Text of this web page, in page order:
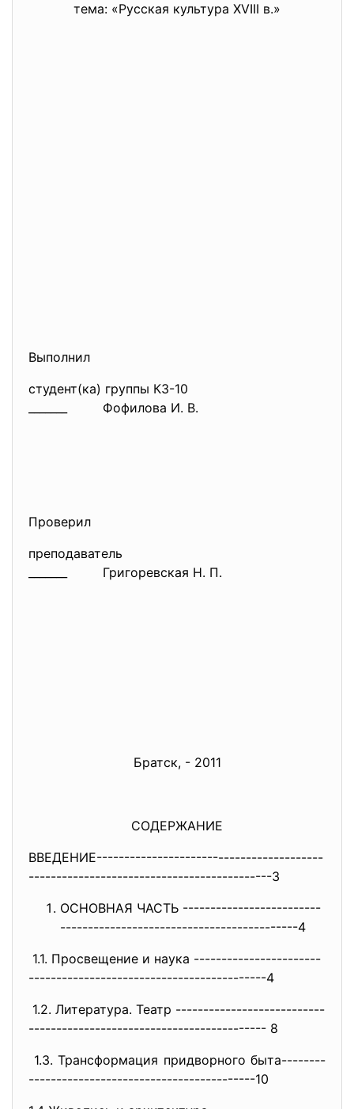
тема: «Русская культура XVIII в.»
Выполнил
студент(ка) группы КЗ-10
_______ Фофилова И. В.
Проверил
преподаватель
_______ Григоревская Н. П.
Братск, - 2011
СОДЕРЖАНИЕ
ВВЕДЕНИЕ-----------------------------------------
--------------------------------------------3
ОСНОВНАЯ ЧАСТЬ -------------------------
-------------------------------------------4
1.1. Просвещение и наука -----------------------
-------------------------------------------4
1.2. Литература. Театр ---------------------------
------------------------------------------- 8
1.3. Трансформация придворного быта--------
-----------------------------------------10